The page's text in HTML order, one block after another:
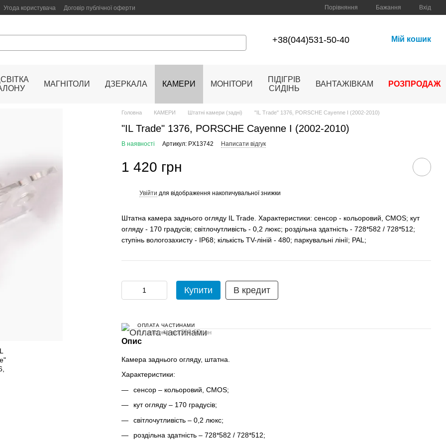
Угода користувача Договір публічної оферти Порівняння Бажання Вхід
+38(044)531-50-40 Мій кошик
МАГНІТОЛИ ДЗЕРКАЛА КАМЕРИ МОНІТОРИ
ПІДІГРІВ
СИДІНЬ
ВАНТАЖІВКАМ РОЗПРОДАЖ
Головна КАМЕРИ Штатні камери (задні) "IL Trade" 1376, PORSCHE Cayenne I (2002-2010)
"IL Trade" 1376, PORSCHE Cayenne I (2002-2010)
В наявності Артикул: PX13742 Написати відгук
1 420 грн
Увійти для відображення накопичувальної знижки
Штатна камера заднього огляду IL Trade. Характеристики: сенсор - кольоровий, CMOS; кут
огляду - 170 градусів; світлочутливість - 0,2 люкс; роздільна здатність - 728*582 / 728*512;
ступінь вологозахисту - IP68; кількість TV-ліній - 480; паркувальні лінії; PAL;
Купити В кредит
ОПЛАТА ЧАСТИНАМИ
6 платежів по 236.67 грн
Опис
Камера заднього огляду, штатна.
Характеристики:
сенсор – кольоровий, CMOS;
кут огляду – 170 градусів;
світлочутливість – 0,2 люкс;
роздільна здатність – 728*582 / 728*512;